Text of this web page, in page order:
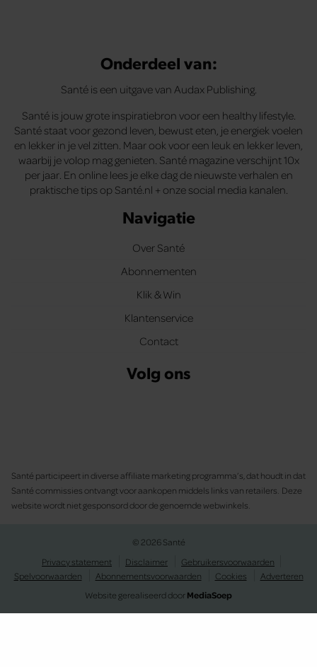
Onderdeel van:
Santé is een uitgave van Audax Publishing.
Santé is jouw grote inspiratiebron voor een healthy lifestyle.
Santé staat voor gezond leven, bewust eten, je energiek voelen
en lekker in je vel zitten. Maar ook voor een leuk en lekker leven,
waarbij je volop mag genieten. Santé magazine verschijnt 10x
per jaar. En online lees je elke dag de nieuwste verhalen en
praktische tips op Santé.nl + onze social media kanalen.
Navigatie
Over Santé
Abonnementen
Klik & Win
Klantenservice
Contact
Volg ons
Santé participeert in diverse affiliate marketing programma’s, dat houdt in dat
Santé commissies ontvangt voor aankopen middels links van retailers. Deze
website wordt niet gesponsord door de genoemde webwinkels.
© 2026 Santé
Privacy statement
Disclaimer
Gebruikersvoorwaarden
Spelvoorwaarden
Abonnementsvoorwaarden Cookies
Adverteren
Website gerealiseerd doorMediaSoep